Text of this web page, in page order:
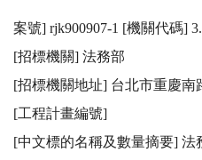
案號] rjk900907-1 [機關代碼]
[招標機關] 法務部
[招標機關地址] 台北市重慶南
[工程計畫編號]
[中文標的名稱及數量摘要]